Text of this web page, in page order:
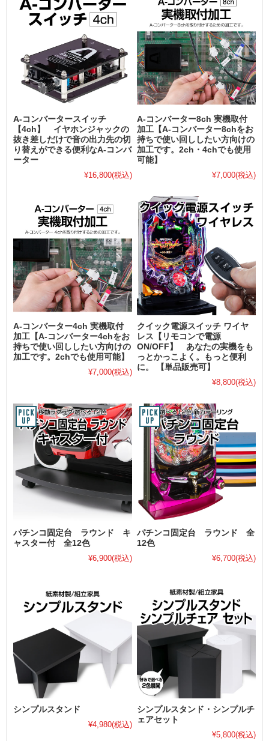
A-コンバータースイッチ
【4ch】 イヤホンジャックの
抜き差しだけで音の出力先の切
り替えができる便利なA-コンバ
ーター
¥16,800(税込)
A-コンバーター8ch 実機取付
加工【A-コンバーター8chをお
持ちで使い回ししたい方向けの
加工です。2ch・4chでも使用
可能】
¥7,000(税込)
A-コンバーター4ch 実機取付
加工【A-コンバーター4chをお
持ちで使い回ししたい方向けの
加工です。2chでも使用可能】
¥7,000(税込)
クイック電源スイッチ ワイヤ
レス【リモコンで電源
ON/OFF】 あなたの実機をも
っとかっこよく。もっと便利
に。 【単品販売可】
¥8,800(税込)
パチンコ固定台 ラウンド キ
ャスター付 全12色
¥6,900(税込)
パチンコ固定台 ラウンド 全
12色
¥6,700(税込)
シンプルスタンド
¥4,980(税込)
シンプルスタンド・シンプルチ
ェアセット
¥5,800(税込)